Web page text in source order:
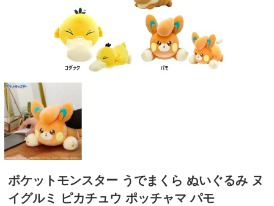
ポケットモンスター うでまくら ぬいぐるみ ヌ
イグルミ ピカチュウ ポッチャマ パモ